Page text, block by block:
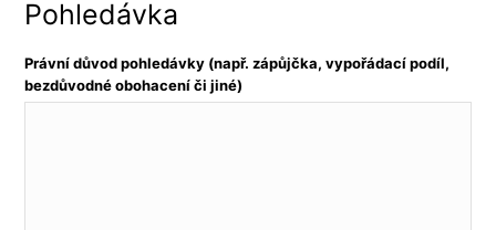
Pohledávka
Právní důvod pohledávky (např. zápůjčka, vypořádací podíl,
bezdůvodné obohacení či jiné)